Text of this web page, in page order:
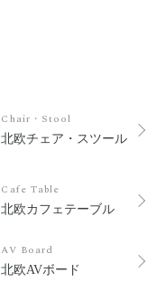
Chair・Stool
北欧チェア・スツール
Cafe Table
北欧カフェテーブル
AV Board
北欧AVボード